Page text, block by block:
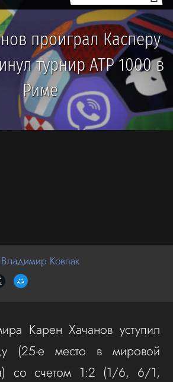
проиграл Касперу
турнир ATP 1000 в
Риме
Владимир Ковпак
Карен Хачанов уступил
(25-е место в мировой
со счетом 1:2 (1/6, 6/1,